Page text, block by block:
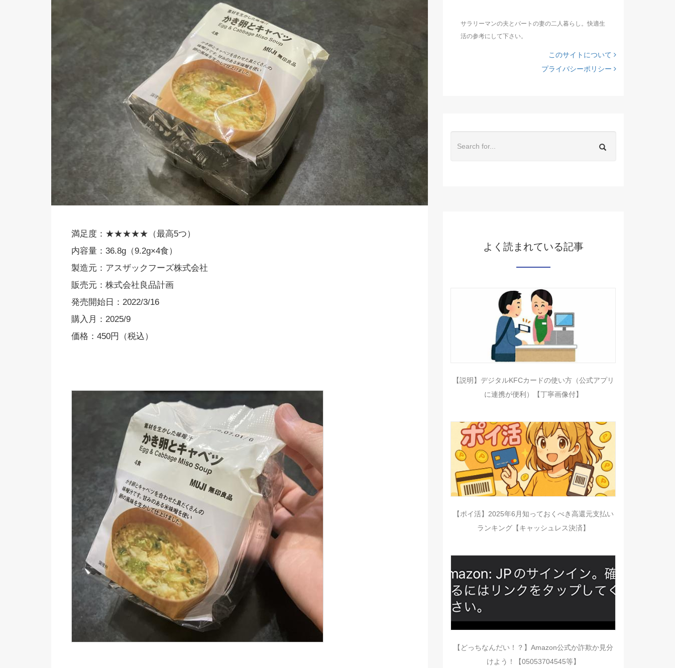
満足度：★★★★★（最高5つ）
内容量：36.8g（9.2g×4食）
製造元：アスザックフーズ株式会社
販売元：株式会社良品計画
発売開始日：2022/3/16
購入月：2025/9
価格：450円（税込）
サラリーマンの夫とパートの妻の二人暮らし。快適生
活の参考にして下さい。
このサイトについて
プライバシーポリシー
よく読まれている記事
【説明】デジタルKFCカードの使い方（公式アプリ
に連携が便利）【丁寧画像付】
【ポイ活】2025年6月知っておくべき高還元支払い
ランキング【キャッシュレス決済】
【どっちなんだい！？】Amazon公式か詐欺か見分
けよう！【05053704545等】